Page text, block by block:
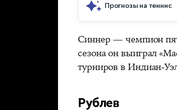
Прогнозы на теннис
Синнер — чемпион
сезона он выиграл
турниров в Индиан-
Рублев